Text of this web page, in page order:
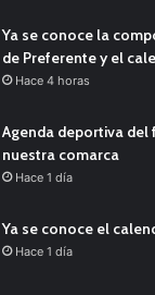
Ya se conoce la
de Preferente y el
Hace 4 horas
Agenda deportiva del
nuestra comarca
Hace 1 día
Ya se conoce el
Hace 1 día